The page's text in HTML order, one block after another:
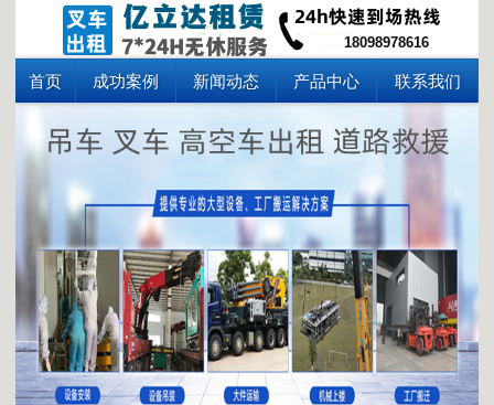
18098978616
首页 成功案例 新闻动态 产品中心 联系我们